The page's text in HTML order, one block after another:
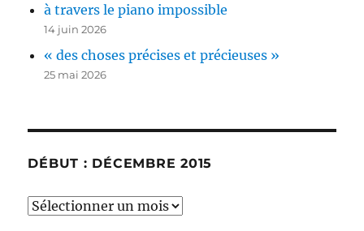
à travers le piano impossible
14 juin 2026
« des choses précises et précieuses »
25 mai 2026
DÉBUT : DÉCEMBRE 2015
début